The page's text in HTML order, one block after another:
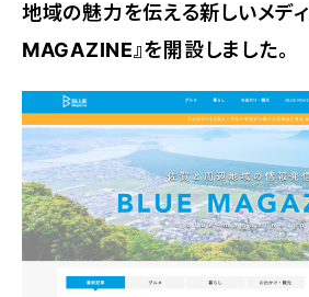
地域の魅力を伝える新しいメデ
MAGAZINE』を開設しました。